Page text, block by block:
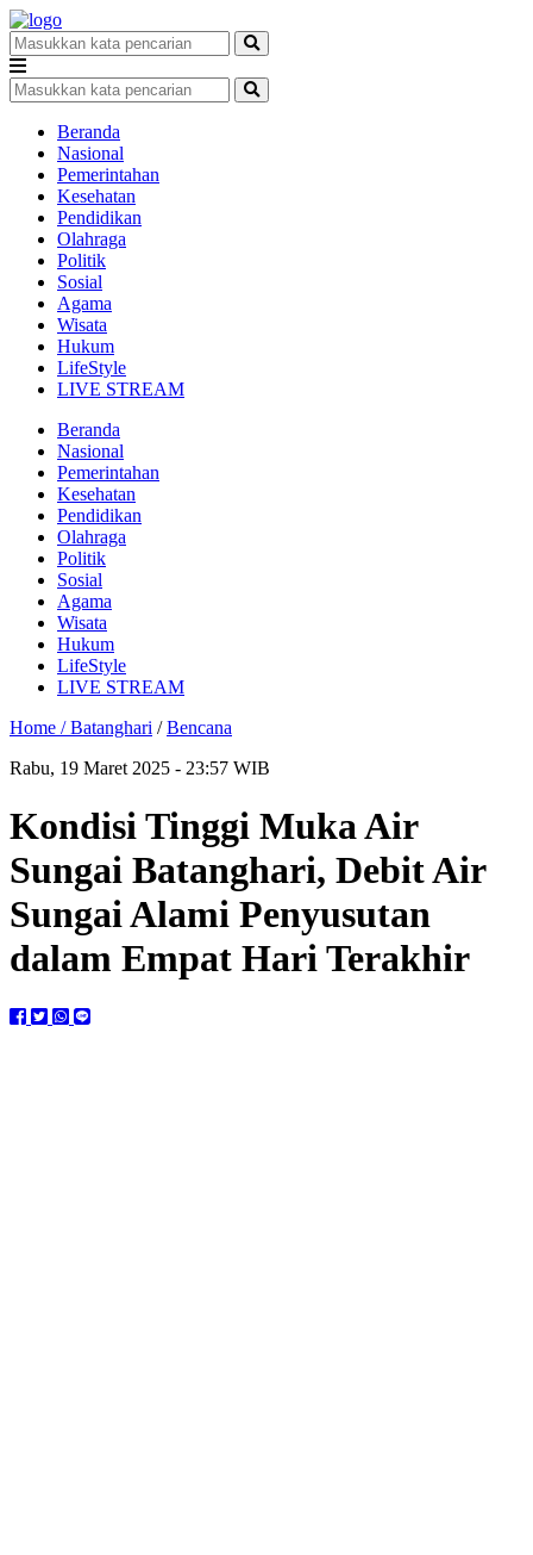
Beranda
Nasional
Pemerintahan
Kesehatan
Pendidikan
Olahraga
Politik
Sosial
Agama
Wisata
Hukum
LifeStyle
LIVE STREAM
Beranda
Nasional
Pemerintahan
Kesehatan
Pendidikan
Olahraga
Politik
Sosial
Agama
Wisata
Hukum
LifeStyle
LIVE STREAM
Home /Batanghari /Bencana
Rabu, 19 Maret 2025 - 23:57 WIB
Kondisi Tinggi Muka Air
Sungai Batanghari, Debit Air
Sungai Alami Penyusutan
dalam Empat Hari Terakhir